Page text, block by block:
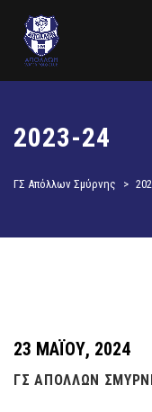
2023-24
ΓΣ Απόλλων Σμύρνης >
23 ΜΑΪ́ΟΥ, 2024
ΓΣ ΑΠΟΛΛΩΝ